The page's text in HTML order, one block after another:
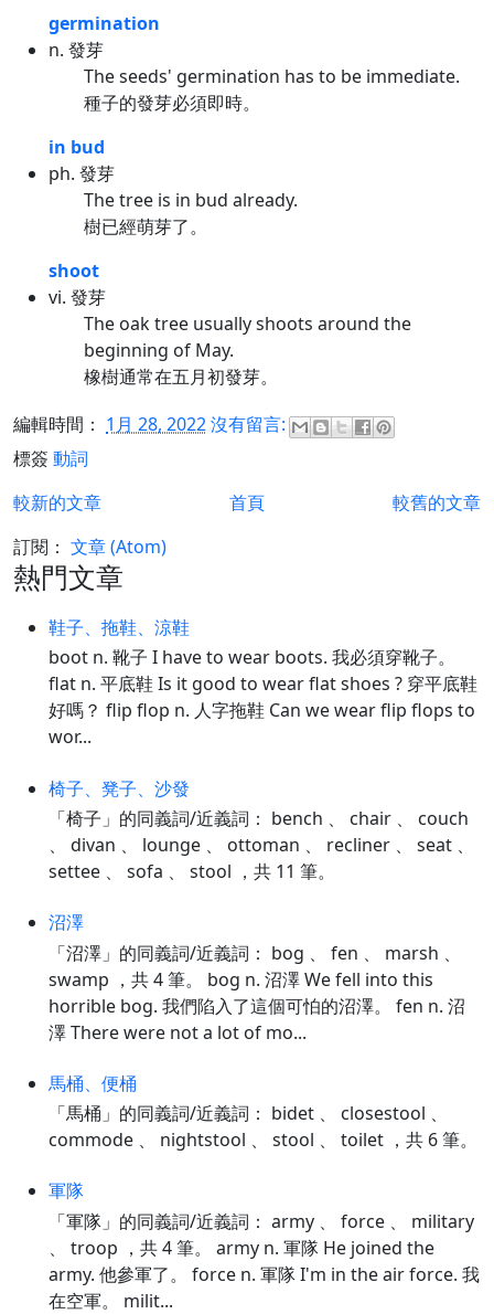
germination
n. 發芽
The seeds' germination has to be immediate.
種子的發芽必須即時。
in bud
ph. 發芽
The tree is in bud already.
樹已經萌芽了。
shoot
vi. 發芽
The oak tree usually shoots around the
beginning of May.
橡樹通常在五月初發芽。
編輯時間： 1月 28, 2022沒有留言:
標簽 動詞
較新的文章
較舊的文章
首頁
訂閱： 文章 (Atom)
熱門文章
鞋子、拖鞋、涼鞋
boot n. 靴子 I have to wear boots. 我必須穿靴子。
flat n. 平底鞋 Is it good to wear flat shoes ? 穿平底鞋
好嗎？ flip flop n. 人字拖鞋 Can we wear flip flops to
wor...
椅子、凳子、沙發
「椅子」的同義詞/近義詞： bench 、 chair 、 couch
、 divan 、 lounge 、 ottoman 、 recliner 、 seat 、
settee 、 sofa 、 stool ，共 11 筆。
沼澤
「沼澤」的同義詞/近義詞： bog 、 fen 、 marsh 、
swamp ，共 4 筆。 bog n. 沼澤 We fell into this
horrible bog. 我們陷入了這個可怕的沼澤。 fen n. 沼
澤 There were not a lot of mo...
馬桶、便桶
「馬桶」的同義詞/近義詞： bidet 、 closestool 、
commode 、 nightstool 、 stool 、 toilet ，共 6 筆。
軍隊
「軍隊」的同義詞/近義詞： army 、 force 、 military
、 troop ，共 4 筆。 army n. 軍隊 He joined the
army. 他參軍了。 force n. 軍隊 I'm in the air force. 我
在空軍。 milit...